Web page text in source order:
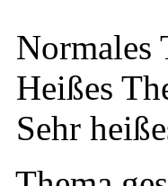
Normales
Heißes
Sehr